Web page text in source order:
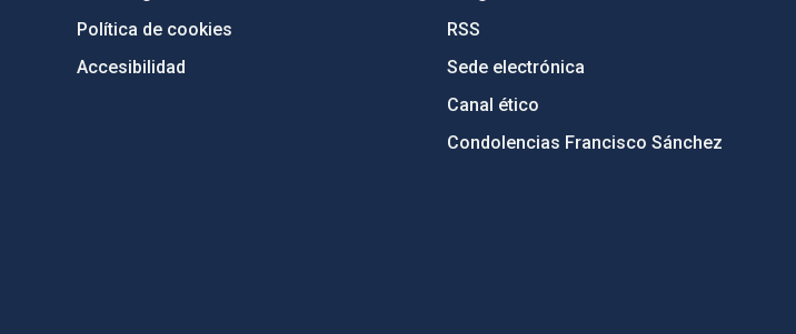
Política de cookies
Accesibilidad
RSS
Sede electrónica
Canal ético
Condolencias Francisco Sánchez